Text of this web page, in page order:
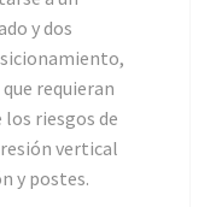
y dos
requieran
riesgos de
vertical
y postes.